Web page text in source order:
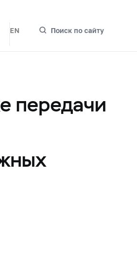
EN Поиск по сайту
передачи